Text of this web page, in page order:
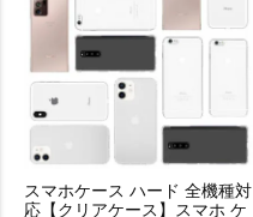
スマホケース ハード 全機種対
応【クリアケース】スマホ ケ